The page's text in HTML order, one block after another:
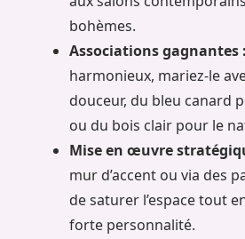
bohèmes.
Associations gagnantes :
harmonieux, mariez-le
douceur, du bleu canard
ou du bois clair pour le
Mise en œuvre
mur d’accent ou via des
de saturer l’espace tout
forte personnalité.